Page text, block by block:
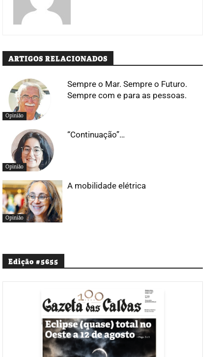
ARTIGOS RELACIONADOS
Opinião
Sempre o Mar. Sempre o Futuro.
Sempre com e para as pessoas.
Opinião
“Continuação”…
Opinião
A mobilidade elétrica
Edição #5655